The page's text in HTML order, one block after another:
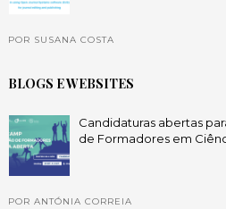
POR SUSANA COSTA
BLOGS E WEBSITES
Candidaturas abertas
de Formadores em
POR ANTÓNIA CORREIA